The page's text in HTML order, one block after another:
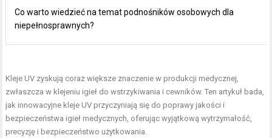
Co warto wiedzieć na temat podnośników osobowych dla
niepełnosprawnych?
Kleje UV zyskują coraz większe znaczenie w produkcji medycznej,
zwłaszcza w klejeniu igieł do wstrzykiwania i cewników. Ten artykuł bada,
jak innowacyjne kleje UV przyczyniają się do poprawy jakości i
bezpieczeństwa igieł medycznych, oferując wyjątkową wytrzymałość,
precyzję i bezpieczeństwo użytkowania.